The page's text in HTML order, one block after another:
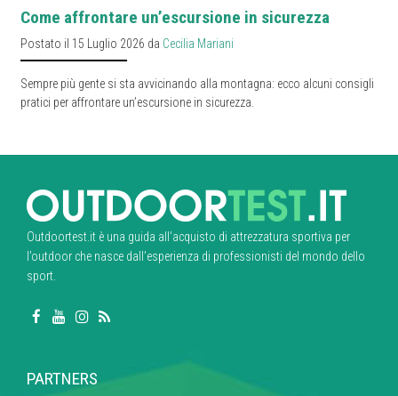
Come affrontare un’escursione in sicurezza
Postato il 15 Luglio 2026 da Cecilia Mariani
Sempre più gente si sta avvicinando alla montagna: ecco alcuni consigli
pratici per affrontare un’escursione in sicurezza.
Outdoortest.it è una guida all’acquisto di attrezzatura sportiva per
l’outdoor che nasce dall’esperienza di professionisti del mondo dello
sport.
PARTNERS